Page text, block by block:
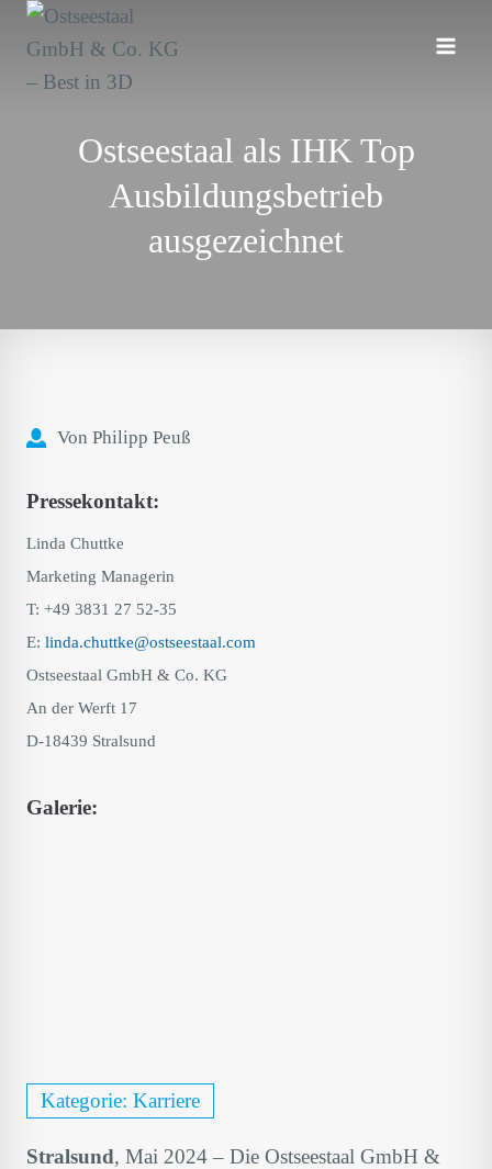
Zum
Inhalt
springen
Ostseestaal als IHK Top
Ausbildungsbetrieb
ausgezeichnet
Von Philipp Peuß
Pressekontakt:
Linda Chuttke
Marketing Managerin
T: +49 3831 27 52-35
E: linda.chuttke@ostseestaal.com
Ostseestaal GmbH & Co. KG
An der Werft 17
D-18439 Stralsund
Galerie:
Kategorie: Karriere
Stralsund, Mai 2024 – Die Ostseestaal GmbH &